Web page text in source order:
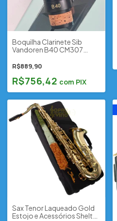
Boquilha Clarinete Sib
Vandoren B40 CM307
R$889,90
R$756,42 com PIX
Sax Tenor Laqueado Gold
Estojo e Acessórios Shelter